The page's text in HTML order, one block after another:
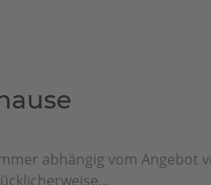
abhängig vom Angebot